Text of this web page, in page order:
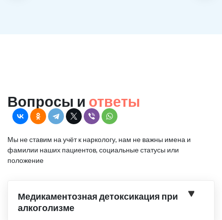
Вопросы и ответы
Мы не ставим на учёт к наркологу, нам не важны имена и
фамилии наших пациентов, социальные статусы или
положение
Медикаментозная детоксикация при
алкоголизме